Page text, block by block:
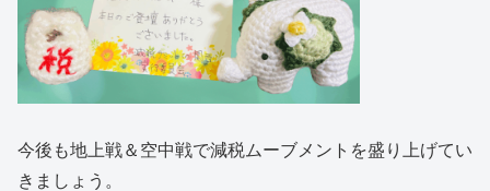
今後も地上戦＆空中戦で減税ムーブメントを盛り上げてい
きましょう。